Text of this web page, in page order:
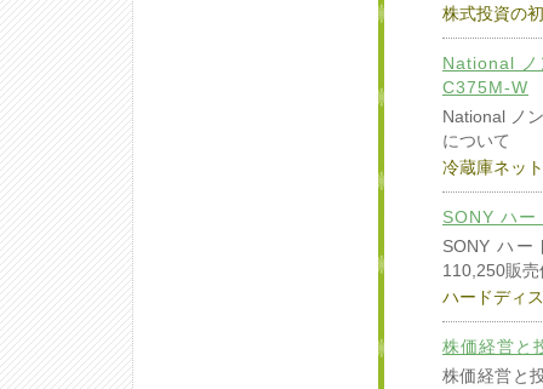
株式投資の
National ノ
C375M-W
National ノ
について
冷蔵庫ネッ
SONY ハー
SONY ハ
110,250販
ハードディ
株価経営と
株価経営と